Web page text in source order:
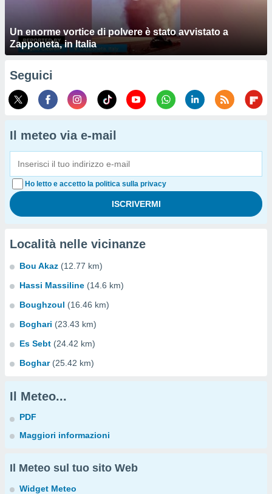
Un enorme vortice di polvere è stato avvistato a
Zapponeta, in Italia
Seguici
Il meteo via e-mail
Ho letto e accetto la politica sulla privacy
Località nelle vicinanze
Bou Akaz (12.77 km)
Hassi Massiline (14.6 km)
Boughzoul (16.46 km)
Boghari (23.43 km)
Es Sebt (24.42 km)
Boghar (25.42 km)
Il Meteo...
PDF
Maggiori informazioni
Il Meteo sul tuo sito Web
Widget Meteo